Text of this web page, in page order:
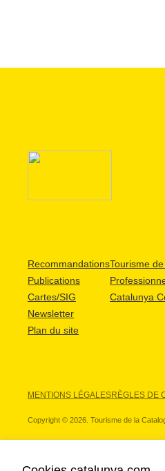
Recommandations
Publications
Cartes/SIG
Newsletter
Plan du site
Tourisme
Catalunya
MENTIONS LÉGALESRÈGLES DE
Copyright © 2026. Tourisme de la